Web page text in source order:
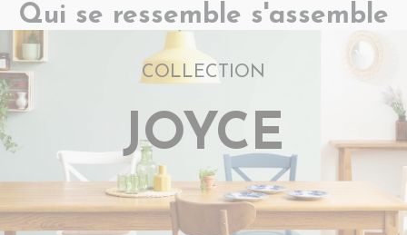
Qui se ressemble s'assemble
COLLECTION
JOYCE